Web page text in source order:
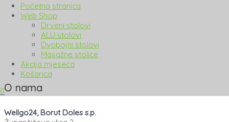
Početna stranica
Web Shop
Drveni stolovi
ALU stolovi
Dvobojni stolovi
Masažne stolice
Akcija mjeseca
Košarica
0O nama
Wellgo24, Borut Doles s.p.